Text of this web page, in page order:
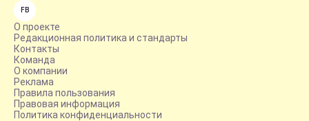
FB
О проекте
Редакционная политика и стандарты
Контакты
Команда
О компании
Реклама
Правила пользования
Правовая информация
Политика конфиденциальности